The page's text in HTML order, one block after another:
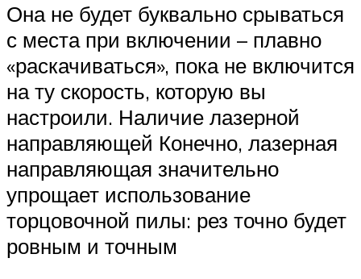
Она не будет буквально срываться
с места при включении – плавно
«раскачиваться», пока не включится
на ту скорость, которую вы
настроили. Наличие лазерной
направляющей Конечно, лазерная
направляющая значительно
упрощает использование
торцовочной пилы: рез точно будет
ровным и точным